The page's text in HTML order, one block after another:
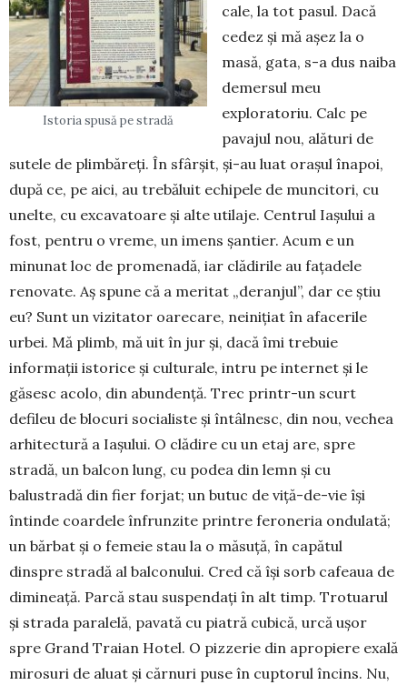
Istoria spusă pe stradă
cale, la tot pasul. Dacă
cedez și mă așez la o
masă, gata, s-a dus naiba
demersul meu
exploratoriu. Calc pe
pavajul nou, alături de
sutele de plimbăreți. În sfârșit, și-au luat orașul înapoi,
după ce, pe aici, au trebăluit echipele de muncitori, cu
unelte, cu excavatoare și alte utilaje. Centrul Iașului a
fost, pentru o vreme, un imens șantier. Acum e un
minunat loc de promenadă, iar clădirile au fațadele
renovate. Aș spune că a meritat „deranjul”, dar ce știu
eu? Sunt un vizitator oarecare, neinițiat în afacerile
urbei. Mă plimb, mă uit în jur și, dacă îmi trebuie
informații istorice și culturale, intru pe internet și le
găsesc acolo, din abundență. Trec printr-un scurt
defileu de blocuri socialiste și întâlnesc, din nou, vechea
arhitectură a Iașului. O clădire cu un etaj are, spre
stradă, un balcon lung, cu podea din lemn și cu
balustradă din fier forjat; un butuc de viță-de-vie își
întinde coardele înfrunzite printre feroneria ondulată;
un bărbat și o femeie stau la o măsuță, în capătul
dinspre stradă al balconului. Cred că își sorb cafeaua de
dimineață. Parcă stau suspendați în alt timp. Trotuarul
și strada paralelă, pavată cu piatră cubică, urcă ușor
spre Grand Traian Hotel. O pizzerie din apropiere exală
mirosuri de aluat și cărnuri puse în cuptorul încins. Nu,